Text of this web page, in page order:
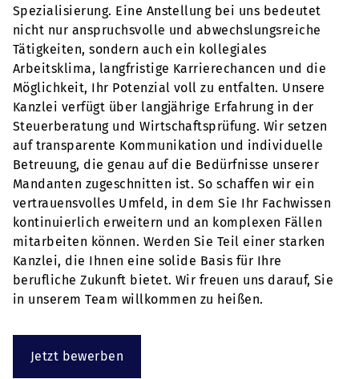
Spezialisierung. Eine Anstellung bei uns bedeutet
nicht nur anspruchsvolle und abwechslungsreiche
Tätigkeiten, sondern auch ein kollegiales
Arbeitsklima, langfristige Karrierechancen und die
Möglichkeit, Ihr Potenzial voll zu entfalten. Unsere
Kanzlei verfügt über langjährige Erfahrung in der
Steuerberatung und Wirtschaftsprüfung. Wir setzen
auf transparente Kommunikation und individuelle
Betreuung, die genau auf die Bedürfnisse unserer
Mandanten zugeschnitten ist. So schaffen wir ein
vertrauensvolles Umfeld, in dem Sie Ihr Fachwissen
kontinuierlich erweitern und an komplexen Fällen
mitarbeiten können. Werden Sie Teil einer starken
Kanzlei, die Ihnen eine solide Basis für Ihre
berufliche Zukunft bietet. Wir freuen uns darauf, Sie
in unserem Team willkommen zu heißen.
Jetzt bewerben